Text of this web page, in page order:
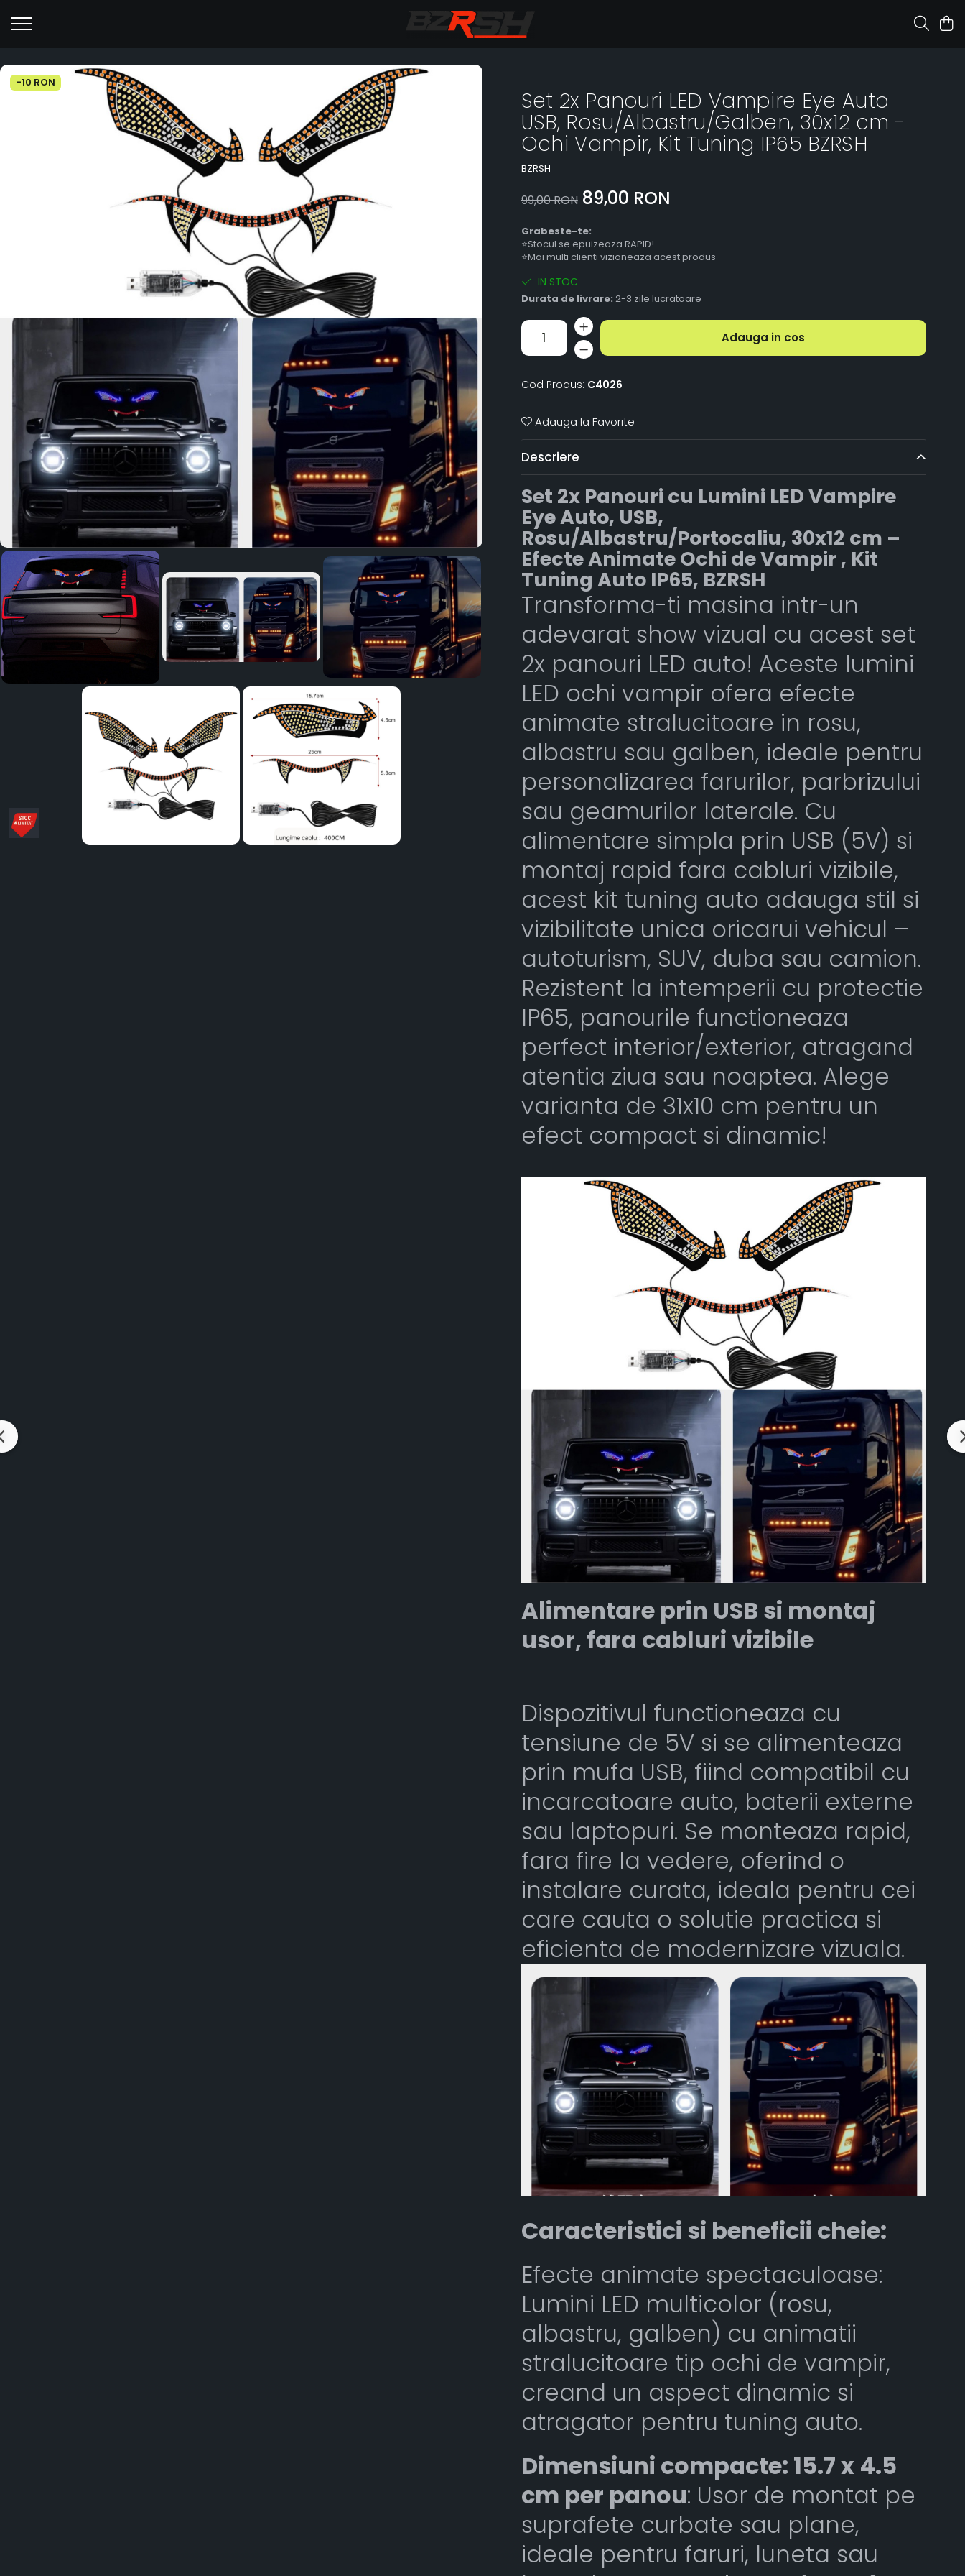
-10 RON
Set 2x Panouri LED Vampire Eye Auto
USB, Rosu/Albastru/Galben, 30x12 cm -
Ochi Vampir, Kit Tuning IP65 BZRSH
BZRSH
99,00 RON 89,00 RON
Grabeste-te:
⭐Stocul se epuizeaza RAPID!
⭐Mai multi clienti vizioneaza acest produs
IN STOC
Durata de livrare: 2-3 zile lucratoare
Adauga in cos
Cod Produs: C4026
Adauga la Favorite
Descriere
Set 2x Panouri cu Lumini LED Vampire
Eye Auto, USB,
Rosu/Albastru/Portocaliu, 30x12 cm –
Efecte Animate Ochi de Vampir , Kit
Tuning Auto IP65, BZRSH
Transforma-ti masina intr-un
adevarat show vizual cu acest set
2x panouri LED auto! Aceste lumini
LED ochi vampir ofera efecte
animate stralucitoare in rosu,
albastru sau galben, ideale pentru
personalizarea farurilor, parbrizului
sau geamurilor laterale. Cu
alimentare simpla prin USB (5V) si
montaj rapid fara cabluri vizibile,
acest kit tuning auto adauga stil si
vizibilitate unica oricarui vehicul –
autoturism, SUV, duba sau camion.
Rezistent la intemperii cu protectie
IP65, panourile functioneaza
perfect interior/exterior, atragand
atentia ziua sau noaptea. Alege
varianta de 31x10 cm pentru un
efect compact si dinamic!
Alimentare prin USB si montaj
usor, fara cabluri vizibile
Dispozitivul functioneaza cu
tensiune de 5V si se alimenteaza
prin mufa USB, fiind compatibil cu
incarcatoare auto, baterii externe
sau laptopuri. Se monteaza rapid,
fara fire la vedere, oferind o
instalare curata, ideala pentru cei
care cauta o solutie practica si
eficienta de modernizare vizuala.
Caracteristici si beneficii cheie:
Efecte animate spectaculoase:
Lumini LED multicolor (rosu,
albastru, galben) cu animatii
stralucitoare tip ochi de vampir,
creand un aspect dinamic si
atragator pentru tuning auto.
Dimensiuni compacte: 15.7 x 4.5
cm per panou: Usor de montat pe
suprafete curbate sau plane,
ideale pentru faruri, luneta sau